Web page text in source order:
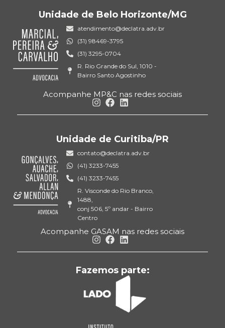
Unidade de Belo Horizonte/MG
atendimento@declatra.adv.br
(31) 98469-3795
(31) 3295-0704
R. Rio Grande do Sul, 1010 -
Bairro Santo Agostinho
Acompanhe MP&C nas redes sociais
Unidade de Curitiba/PR
contato@declatra.adv.br
(41) 3233-7455
(41) 3233-7455
R. Visconde do Rio Branco,
1488,
conj 506, 5º andar - Bairro
Centro
Acompanhe GASAM nas redes sociais
Fazemos parte: